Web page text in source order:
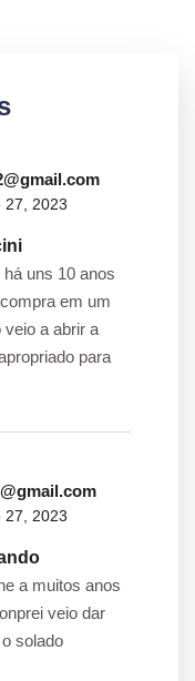
27, 2023
uns 10 anos
em um
a abrir a
para
27, 2023
a muitos anos
veio dar
solado